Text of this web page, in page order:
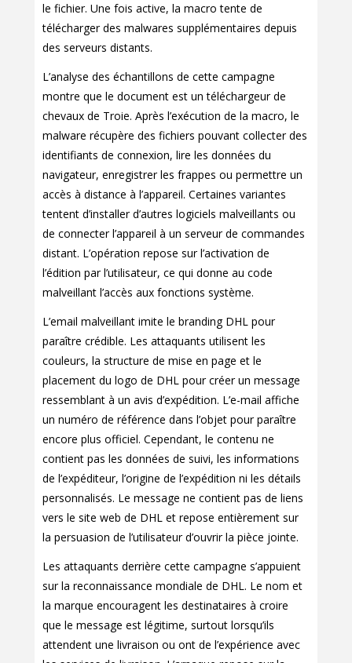
le fichier. Une fois active, la macro tente de
télécharger des malwares supplémentaires depuis
des serveurs distants.
L’analyse des échantillons de cette campagne
montre que le document est un téléchargeur de
chevaux de Troie. Après l’exécution de la macro, le
malware récupère des fichiers pouvant collecter des
identifiants de connexion, lire les données du
navigateur, enregistrer les frappes ou permettre un
accès à distance à l’appareil. Certaines variantes
tentent d’installer d’autres logiciels malveillants ou
de connecter l’appareil à un serveur de commandes
distant. L’opération repose sur l’activation de
l’édition par l’utilisateur, ce qui donne au code
malveillant l’accès aux fonctions système.
L’email malveillant imite le branding DHL pour
paraître crédible. Les attaquants utilisent les
couleurs, la structure de mise en page et le
placement du logo de DHL pour créer un message
ressemblant à un avis d’expédition. L’e-mail affiche
un numéro de référence dans l’objet pour paraître
encore plus officiel. Cependant, le contenu ne
contient pas les données de suivi, les informations
de l’expéditeur, l’origine de l’expédition ni les détails
personnalisés. Le message ne contient pas de liens
vers le site web de DHL et repose entièrement sur
la persuasion de l’utilisateur d’ouvrir la pièce jointe.
Les attaquants derrière cette campagne s’appuient
sur la reconnaissance mondiale de DHL. Le nom et
la marque encouragent les destinataires à croire
que le message est légitime, surtout lorsqu’ils
attendent une livraison ou ont de l’expérience avec